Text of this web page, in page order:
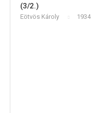
(3/2.)
Eötvös Károly 1934